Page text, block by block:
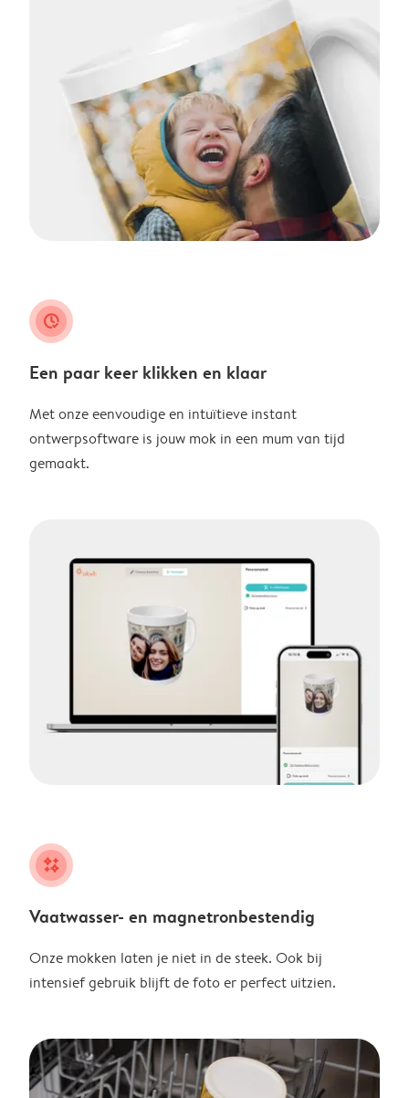
clock_check
Een paar keer klikken en klaar
Met onze eenvoudige en intuïtieve instant
ontwerpsoftware is jouw mok in een mum van tijd
gemaakt.
night
Vaatwasser- en magnetronbestendig
Onze mokken laten je niet in de steek. Ook bij
intensief gebruik blijft de foto er perfect uitzien.